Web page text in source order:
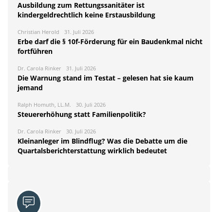
Ausbildung zum Rettungssanitäter ist
kindergeldrechtlich keine Erstausbildung
Christian Herold 31. Juli 2026
Erbe darf die § 10f-Förderung für ein Baudenkmal nicht
fortführen
Dr. Carola Rinker 31. Juli 2026
Die Warnung stand im Testat – gelesen hat sie kaum
jemand
Ralph Homuth, LL.M. 30. Juli 2026
Steuererhöhung statt Familienpolitik?
Dr. Carola Rinker 30. Juli 2026
Kleinanleger im Blindflug? Was die Debatte um die
Quartalsberichterstattung wirklich bedeutet